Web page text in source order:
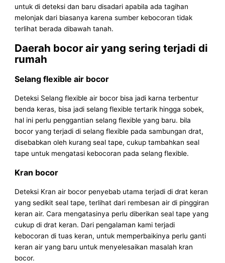
untuk di deteksi dan baru disadari apabila ada tagihan
melonjak dari biasanya karena sumber kebocoran tidak
terlihat berada dibawah tanah.
Daerah bocor air yang sering terjadi di
rumah
Selang flexible air bocor
Deteksi Selang flexible air bocor bisa jadi karna terbentur
benda keras, bisa jadi selang flexible tertarik hingga sobek,
hal ini perlu penggantian selang flexible yang baru. bila
bocor yang terjadi di selang flexible pada sambungan drat,
disebabkan oleh kurang seal tape, cukup tambahkan seal
tape untuk mengatasi kebocoran pada selang flexible.
Kran bocor
Deteksi Kran air bocor penyebab utama terjadi di drat keran
yang sedikit seal tape, terlihat dari rembesan air di pinggiran
keran air. Cara mengatasinya perlu diberikan seal tape yang
cukup di drat keran. Dari pengalaman kami terjadi
kebocoran di tuas keran, untuk memperbaikinya perlu ganti
keran air yang baru untuk menyelesaikan masalah kran
bocor.